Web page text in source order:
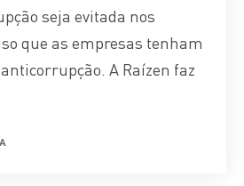
seja evitada nos
que as empresas tenham
A Raízen faz